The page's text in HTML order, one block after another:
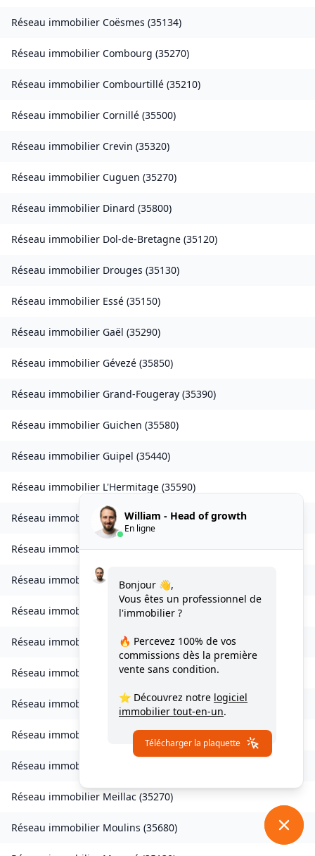
Réseau immobilier Coësmes (35134)
Réseau immobilier Combourg (35270)
Réseau immobilier Combourtillé (35210)
Réseau immobilier Cornillé (35500)
Réseau immobilier Crevin (35320)
Réseau immobilier Cuguen (35270)
Réseau immobilier Dinard (35800)
Réseau immobilier Dol-de-Bretagne (35120)
Réseau immobilier Drouges (35130)
Réseau immobilier Essé (35150)
Réseau immobilier Gaël (35290)
Réseau immobilier Gévezé (35850)
Réseau immobilier Grand-Fougeray (35390)
Réseau immobilier Guichen (35580)
Réseau immobilier Guipel (35440)
Réseau immobilier L'Hermitage (35590)
Réseau immobilierLaillé(35890
Réseau immobilierLandavran(35450)
Réseau immobilierLivré-sur-Changeon
Réseau immobilier Lohéac(35550)
Réseau immobilier Longaulnay(35190)
Réseau immobilier Loutehel(35330)
Réseau immobilier Louvigné-du-Désert(35420)
Réseau immobilier Martigné-Ferchaud
Réseau immobilier
Réseau immobilier Meillac (35270)
Réseau immobilier Moulins (35680)
William - Head of growth
En ligne
Bonjour 👋,
Vous êtes un professionnel de
l'immobilier ?
🔥 Percevez 100% de vos
commissions dès la première
vente sans condition.
⭐ Découvrez notre logiciel
immobilier tout-en-un.
Télécharger la plaquette